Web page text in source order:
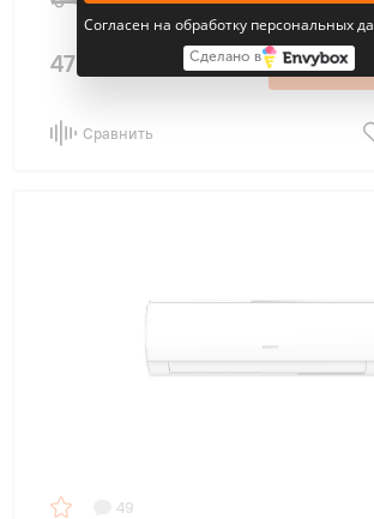
47 600 ₽ В
Сравнить
49
Согласен на обработку персональных
Сделано в